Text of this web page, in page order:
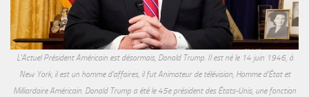
L'Actuel Président Américain est désormais, Donald Trump. Il est né le 14 juin 1946, à
New York, il est un homme d'affaires, il fut Animateur de télévision, Homme d'État et
Milliardaire Américain. Donald Trump a été le 45e président des États-Unis, une fonction